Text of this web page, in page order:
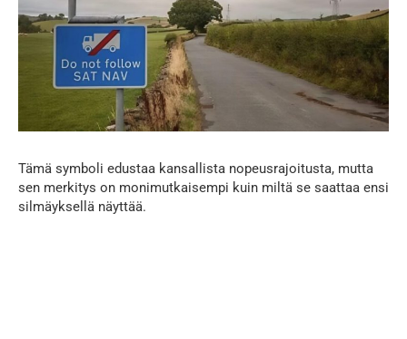
Tämä symboli edustaa kansallista nopeusrajoitusta, mutta
sen merkitys on monimutkaisempi kuin miltä se saattaa ensi
silmäyksellä näyttää.